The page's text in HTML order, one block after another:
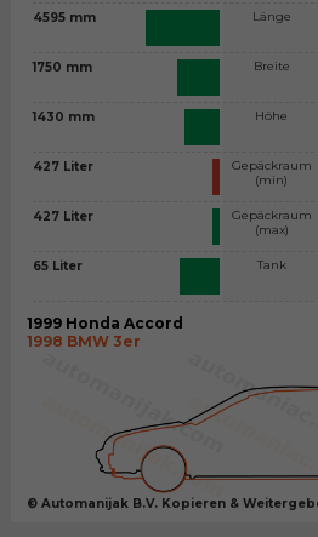
4595 mm
1750 mm
1430 mm
427 Liter
427 Liter
65 Liter
Länge
Breite
Höhe
Gepäckraum
(min)
Gepäckraum
(max)
Tank
1999 Honda Accord
1998 BMW 3er
© Automanijak B.V. Kopieren &